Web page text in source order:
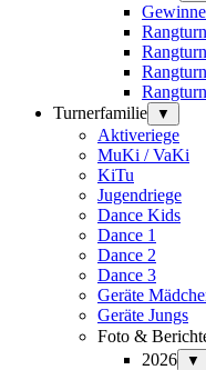
Turnerfamilie
▼
Aktiveriege
MuKi / VaKi
KiTu
Jugendriege
Dance Kids
Dance 1
Dance 2
Dance 3
Geräte
Geräte Jungs
Foto &
2026 ▼